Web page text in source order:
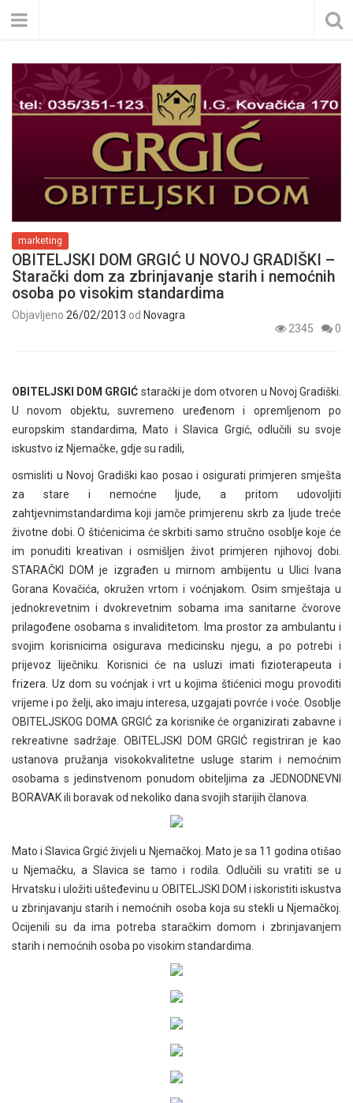
marketing
OBITELJSKI DOM GRGIĆ U NOVOJ GRADIŠKI –
Starački dom za zbrinjavanje starih i nemoćnih
osoba po visokim standardima
Objavljeno 26/02/2013 od Novagra
2345
0
OBITELJSKI DOM GRGIĆ starački je dom otvoren u Novoj Gradiški.
U novom objektu, suvremeno uređenom i opremljenom po
europskim standardima, Mato i Slavica Grgić, odlučili su svoje
iskustvo iz Njemačke, gdje su radili,
osmisliti u Novoj Gradiški kao posao i osigurati primjeren smješta
za stare i nemoćne ljude, a pritom udovoljiti
zahtjevnimstandardima koji jamče primjerenu skrb za ljude treće
životne dobi. O štićenicima će skrbiti samo stručno osoblje koje će
im ponuditi kreativan i osmišljen život primjeren njihovoj dobi.
STARAČKI DOM je izgrađen u mirnom ambijentu u Ulici Ivana
Gorana Kovačića, okružen vrtom i voćnjakom. Osim smještaja u
jednokrevetnim i dvokrevetnim sobama ima sanitarne čvorove
prilagođene osobama s invaliditetom. Ima prostor za ambulantu i
svojim korisnicima osigurava medicinsku njegu, a po potrebi i
prijevoz liječniku. Korisnici će na usluzi imati fizioterapeuta i
frizera. Uz dom su voćnjak i vrt u kojima štićenici mogu provoditi
vrijeme i po želji, ako imaju interesa, uzgajati povrće i voće. Osoblje
OBITELJSKOG DOMA GRGIĆ za korisnike će organizirati zabavne i
rekreativne sadržaje. OBITELJSKI DOM GRGIĆ registriran je kao
ustanova pružanja visokokvalitetne usluge starim i nemoćnim
osobama s jedinstvenom ponudom obiteljima za JEDNODNEVNI
BORAVAK ili boravak od nekoliko dana svojih starijih članova.
Mato i Slavica Grgić živjeli u Njemačkoj. Mato je sa 11 godina otišao
u Njemačku, a Slavica se tamo i rodila. Odlučili su vratiti se u
Hrvatsku i uložiti ušteđevinu u OBITELJSKI DOM i iskoristiti iskustva
u zbrinjavanju starih i nemoćnih osoba koja su stekli u Njemačkoj.
Ocijenili su da ima potreba staračkim domom i zbrinjavanjem
starih i nemoćnih osoba po visokim standardima.